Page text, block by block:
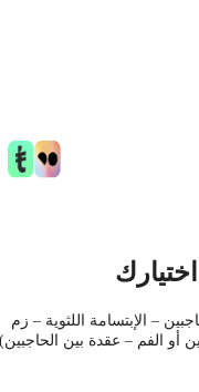
الإبتسامة اللثوية – زم
– عقدة بين الحاجبين)